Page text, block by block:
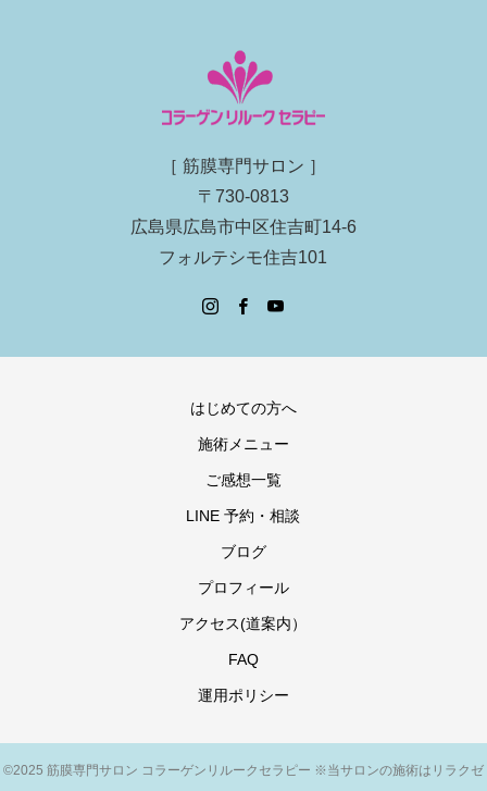
［ 筋膜専門サロン ］
〒730-0813
広島県広島市中区住吉町14-6
フォルテシモ住吉101
はじめての方へ
施術メニュー
ご感想一覧
LINE 予約・相談
ブログ
プロフィール
アクセス(道案内）
FAQ
運用ポリシー
©2025 筋膜専門サロン コラーゲンリルークセラピー ※当サロンの施術はリラクゼ